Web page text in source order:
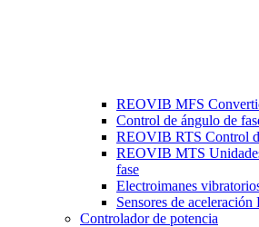
REOVIB MFS
Control de ángulo de
REOVIB RTS Control
REOVIB MTS
fase
Electroimanes
Sensores de
Controlador de potencia